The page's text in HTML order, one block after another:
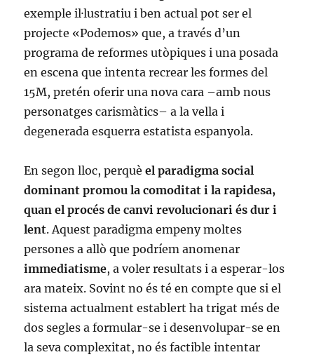
exemple il·lustratiu i ben actual pot ser el
projecte «Podemos» que, a través d’un
programa de reformes utòpiques i una posada
en escena que intenta recrear les formes del
15M, pretén oferir una nova cara –amb nous
personatges carismàtics– a la vella i
degenerada esquerra estatista espanyola.
En segon lloc, perquèel paradigma social
dominant promou la comoditat i la rapidesa,
quan el procés de canvi revolucionari és dur i
lent. Aquest paradigma empeny moltes
persones a allò que podríem anomenar
immediatisme, a voler resultats i a esperar-los
ara mateix. Sovint no és té en compte que si el
sistema actualment establert ha trigat més de
dos segles a formular-se i desenvolupar-se en
la seva complexitat, no és factible intentar